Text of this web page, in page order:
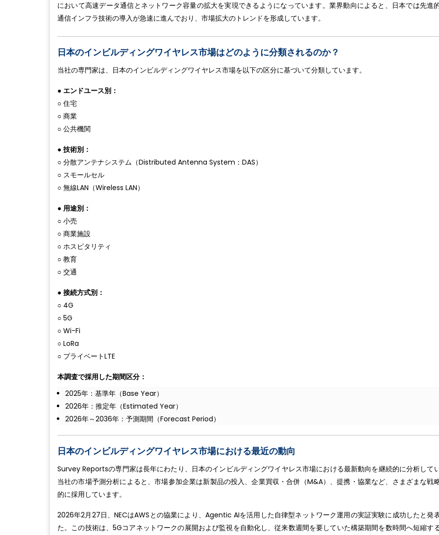
において高速データ通信とネットワーク容量の拡大を実現できるようになっています。業界動向によると、日本では先進
通信インフラ技術の導入が急速に進んでおり、市場拡大のトレンドを形成しています。
日本のインビルディングワイヤレス市場はどのように分類されるのか？
当社の専門家は、日本のインビルディングワイヤレス市場を以下の区分に基づいて分類しています。
● エンドユース別：
○ 住宅
○ 商業
○ 公共機関
● 技術別：
○ 分散アンテナシステム（Distributed Antenna System：DAS）
○ スモールセル
○ 無線LAN（Wireless LAN）
● 用途別：
○ 小売
○ 商業施設
○ ホスピタリティ
○ 教育
○ 交通
● 接続方式別：
○ 4G
○ 5G
○ Wi-Fi
○ LoRa
○ プライベートLTE
本調査で採用した期間区分：
2025年：基準年（Base Year）
2026年：推定年（Estimated Year）
2026年～2036年：予測期間（Forecast Period）
日本のインビルディングワイヤレス市場における最近の動向
Survey Reportsの専門家は長年にわたり、日本のインビルディングワイヤレス市場における最新動向を継続的に分析して
当社の市場予測分析によると、市場参加企業は新製品の投入、企業買収・合併（M&A）、提携・協業など、さまざまな戦
的に採用しています。
2026年2月27日、NECはAWSとの協業により、Agentic AIを活用した自律型ネットワーク運用の実証実験に成功したと発
た。この技術は、5Gコアネットワークの展開および監視を自動化し、従来数週間を要していた構築期間を数時間へ短縮す